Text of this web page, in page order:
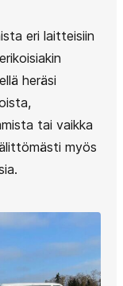
eri laitteisiin
heräsi
tai vaikka
myös